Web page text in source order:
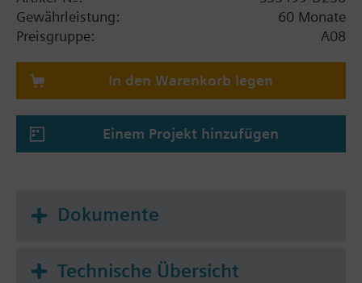
Gewährleistung:
60 Monate
Preisgruppe:
A08
In den Warenkorb legen
Einem Projekt hinzufügen
Dokumente
Technische Übersicht